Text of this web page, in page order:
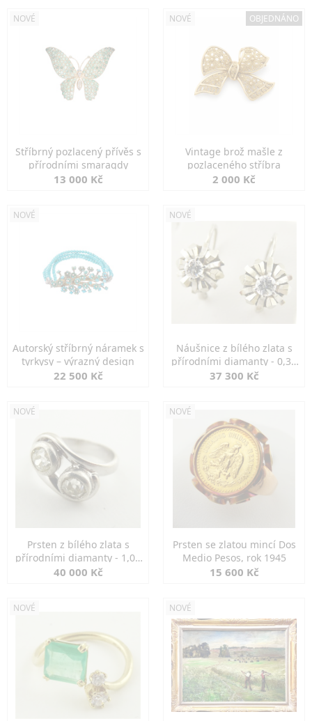
NOVÉ
Stříbrný pozlacený přívěs s
přírodními smaragdy
13 000 Kč
NOVÉ OBJEDNÁNO
Vintage brož mašle z
pozlaceného stříbra
2 000 Kč
NOVÉ
Autorský stříbrný náramek s
tyrkysy – výrazný design
22 500 Kč
NOVÉ
Náušnice z bílého zlata s
přírodními diamanty - 0,30
ct
37 300 Kč
NOVÉ
Prsten z bílého zlata s
přírodními diamanty - 1,00
ct
40 000 Kč
NOVÉ
Prsten se zlatou mincí Dos
Medio Pesos, rok 1945
15 600 Kč
NOVÉ NOVÉ